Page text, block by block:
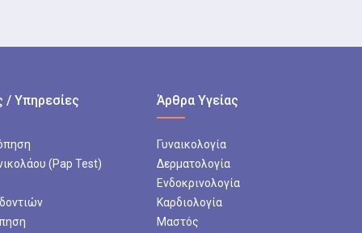
/ Υπηρεσίες
(Pap Test)
Άρθρα Υγείας
Γυναικολογία
Δερματολογία
Ενδοκρινολογία
Καρδιολογία
Μαστός